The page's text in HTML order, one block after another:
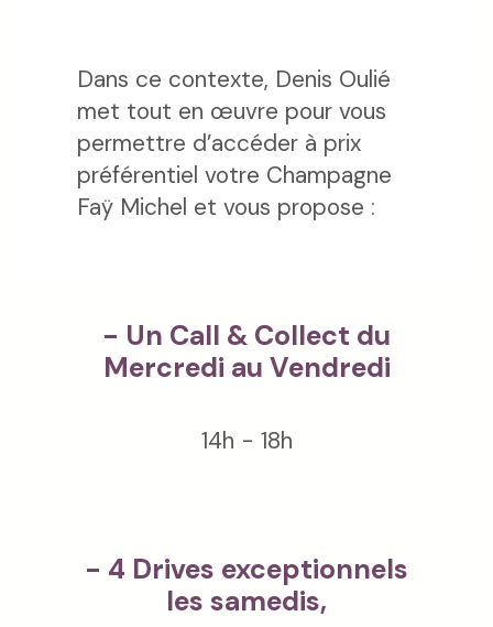
Dans ce contexte, Denis Oulié
met tout en œuvre pour vous
permettre d’accéder à prix
préférentiel votre Champagne
Faÿ Michel et vous propose :
- Un Call & Collect du
Mercredi au Vendredi
14h - 18h
- 4 Drives exceptionnels
les samedis,